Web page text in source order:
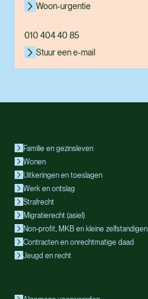
Woon-urgentie
010 404 40 85
Stuur een e-mail
Familie en gezinsleven
Wonen
Uitkeringen en toeslagen
Werk en ontslag
Strafrecht
Migratierecht (asiel)
Non-profit, MKB en kleine zelfstandigen
Contracten en onrechtmatige daad
Jeugd en recht